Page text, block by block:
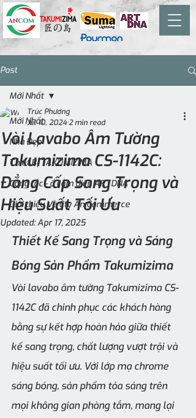
Post
Mới Nhất
Nhà Đẹp
Thiết Bị TAKUMIZIMA
Công tắc - ổ cắm điện ARTDNA
Giới thiệu Về Cty An Commerce
Mới Nhất
Vòi Lavabo Âm Tường
Takumizima CS-1142C:
Đẳng Cấp Sang Trọng và
Hiệu Suất Tối Ưu
Trúc Phương
Jul 10, 20242 min read
Updated:Apr 17, 2025
Thiết Kế Sang Trọng và Sáng
Bóng Sản Phẩm Takumizima
Vòi lavabo âm tường Takumizima CS-
1142C đã chinh phục các khách hàng
bằng sự kết hợp hoàn hảo giữa thiết
kế sang trọng, chất lượng vượt trội và
hiệu suất tối ưu. Với lớp mạ chrome
sáng bóng, sản phẩm tỏa sáng trên
mọi không gian phòng tắm, mang lại